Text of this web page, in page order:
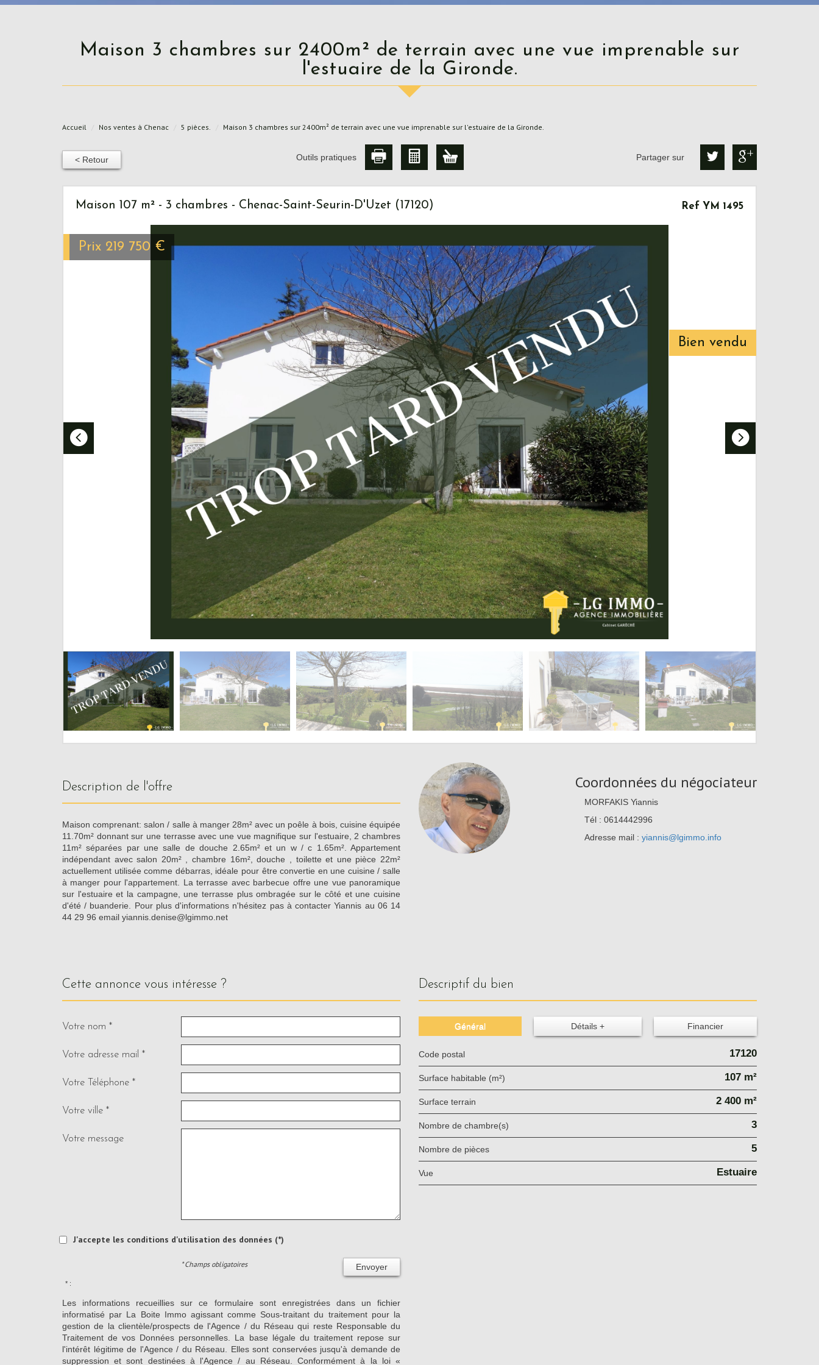
Maison 3 chambres sur 2400m² de terrain avec une vue imprenable sur
l'estuaire de la Gironde.
Accueil Nos ventes à Chenac 5 pièces. Maison 3 chambres sur 2400m² de terrain avec une vue imprenable sur l'estuaire de la Gironde.
< Retour Outils pratiques Partager sur
Bien vendu
Maison 107 m² - 3 chambres - Chenac-Saint-Seurin-D'Uzet (17120) Ref YM 1495
Prix 219 750 €
description de l'offre
Maison comprenant: salon / salle à manger 28m² avec un poêle à bois, cuisine équipée
11.70m² donnant sur une terrasse avec une vue magnifique sur l'estuaire, 2 chambres
11m² séparées par une salle de douche 2.65m² et un w / c 1.65m². Appartement
indépendant avec salon 20m² , chambre 16m², douche , toilette et une pièce 22m²
actuellement utilisée comme débarras, idéale pour être convertie en une cuisine / salle
à manger pour l'appartement. La terrasse avec barbecue offre une vue panoramique
sur l'estuaire et la campagne, une terrasse plus ombragée sur le côté et une cuisine
d'été / buanderie. Pour plus d'informations n'hésitez pas à contacter Yiannis au 06 14
44 29 96 email yiannis.denise@lgimmo.net
Coordonnées du négociateur
MORFAKIS Yiannis
Tél : 0614442996
Adresse mail : yiannis@lgimmo.info
cette annonce vous intéresse ?
Votre nom *
Votre adresse mail *
Votre Téléphone *
Votre ville *
Votre message
J'accepte les conditions d'utilisation des données (*)
Envoyer
* Champs obligatoires
* :
Les informations recueillies sur ce formulaire sont enregistrées dans un fichier
informatisé par La Boite Immo agissant comme Sous-traitant du traitement pour la
gestion de la clientèle/prospects de l'Agence / du Réseau qui reste Responsable du
Traitement de vos Données personnelles. La base légale du traitement repose sur
l'intérêt légitime de l'Agence / du Réseau. Elles sont conservées jusqu'à demande de
suppression et sont destinées à l'Agence / au Réseau. Conformément à la loi «
descriptif du bien
Général Détails + Financier
Code postal 17120
Surface habitable (m²) 107 m²
surface terrain 2 400 m²
Nombre de chambre(s) 3
Nombre de pièces 5
Vue Estuaire